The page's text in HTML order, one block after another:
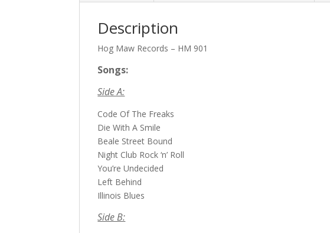
Description
Hog Maw Records – HM 901
Songs:
Side A:
Code Of The Freaks
Die With A Smile
Beale Street Bound
Night Club Rock ‘n’ Roll
You’re Undecided
Left Behind
Illinois Blues
Side B: